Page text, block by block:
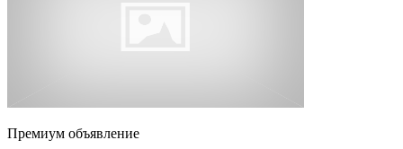
Премиум объявление